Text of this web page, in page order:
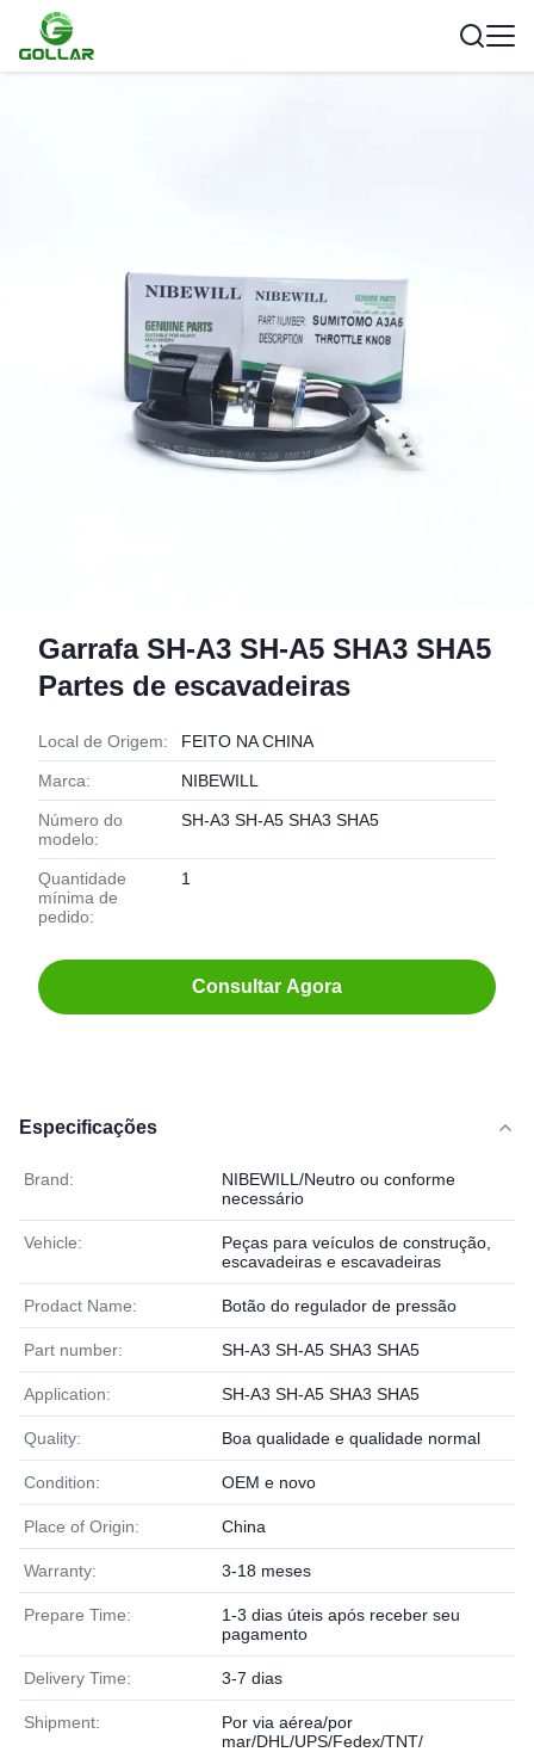
Garrafa SH-A3 SH-A5 SHA3 SHA5
Partes de escavadeiras
Local de Origem: FEITO NA CHINA
Marca: NIBEWILL
Número do
modelo:
SH-A3 SH-A5 SHA3 SHA5
Quantidade
mínima de
pedido:
1
Consultar Agora
Especificações
Brand:
NIBEWILL/Neutro ou conforme
necessário
Vehicle:
Peças para veículos de construção,
escavadeiras e escavadeiras
Prodact Name: Botão do regulador de pressão
Part number: SH-A3 SH-A5 SHA3 SHA5
Application: SH-A3 SH-A5 SHA3 SHA5
Quality: Boa qualidade e qualidade normal
Condition: OEM e novo
Place of Origin: China
Warranty: 3-18 meses
Prepare Time:
1-3 dias úteis após receber seu
pagamento
Delivery Time: 3-7 dias
Shipment:
Por via aérea/por
mar/DHL/UPS/Fedex/TNT/